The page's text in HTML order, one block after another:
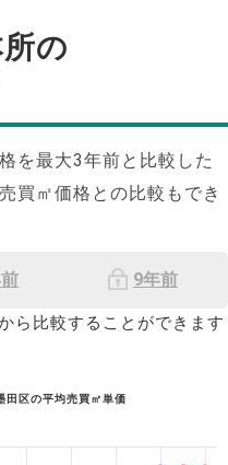
の
を最大3年前と比較した
買㎡価格との比較もでき
9年前
ら比較することができます
田区の平均売買㎡単価